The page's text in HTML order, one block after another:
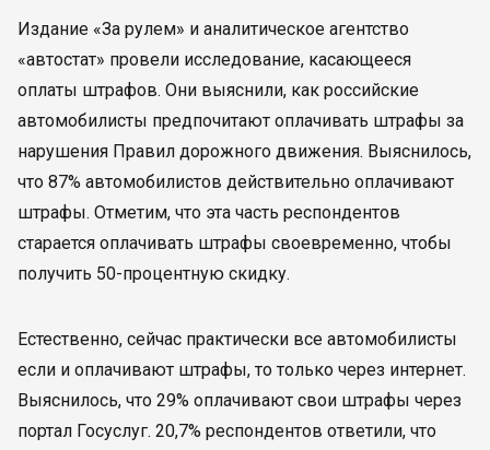
Издание «За рулем» и аналитическое агентство
«автостат» провели исследование, касающееся
оплаты штрафов. Они выяснили, как российские
автомобилисты предпочитают оплачивать штрафы за
нарушения Правил дорожного движения. Выяснилось,
что 87% автомобилистов действительно оплачивают
штрафы. Отметим, что эта часть респондентов
старается оплачивать штрафы своевременно, чтобы
получить 50-процентную скидку.
Естественно, сейчас практически все автомобилисты
если и оплачивают штрафы, то только через интернет.
Выяснилось, что 29% оплачивают свои штрафы через
портал Госуслуг. 20,7% респондентов ответили, что